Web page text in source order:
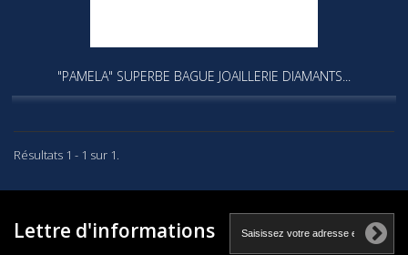
"PAMELA" SUPERBE BAGUE JOAILLERIE DIAMANTS...
Résultats 1 - 1 sur 1.
Lettre d'informations